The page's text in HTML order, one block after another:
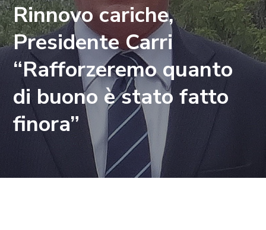
Rinnovo cariche,
Presidente Carri
“Rafforzeremo quanto
di buono è stato fatto
finora”